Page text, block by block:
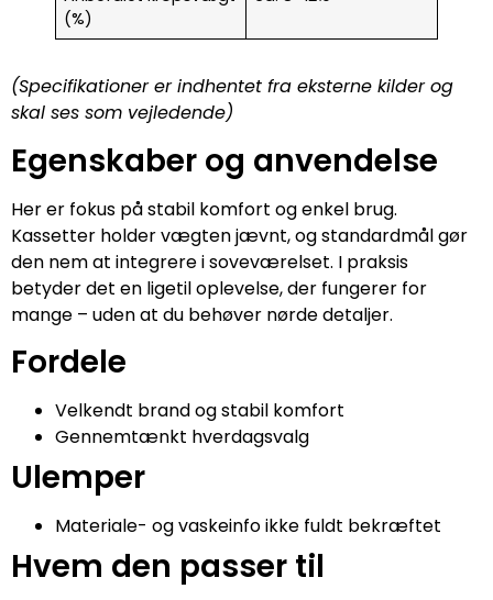
(%)
(Specifikationer er indhentet fra eksterne kilder og
skal ses som vejledende)
Egenskaber og anvendelse
Her er fokus på stabil komfort og enkel brug.
Kassetter holder vægten jævnt, og standardmål gør
den nem at integrere i soveværelset. I praksis
betyder det en ligetil oplevelse, der fungerer for
mange – uden at du behøver nørde detaljer.
Fordele
Velkendt brand og stabil komfort
Gennemtænkt hverdagsvalg
Ulemper
Materiale- og vaskeinfo ikke fuldt bekræftet
Hvem den passer til